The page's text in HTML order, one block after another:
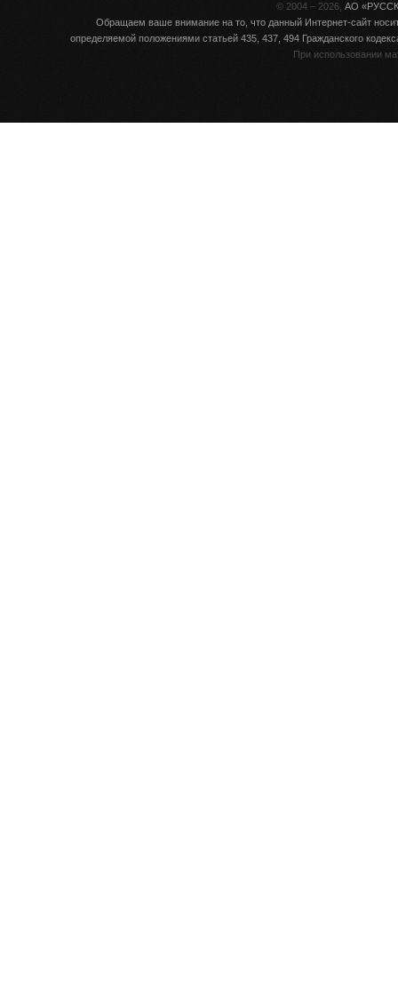
© 2004 – 2026, АО
Обращаем ваше внимание на то, что данный Интернет-сайт
определяемой положениями статьей 435, 437, 494 Гражданского
При использовании